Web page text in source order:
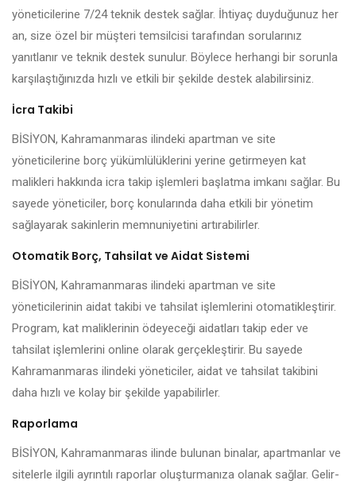
yöneticilerine 7/24 teknik destek sağlar. İhtiyaç duyduğunuz her
an, size özel bir müşteri temsilcisi tarafından sorularınız
yanıtlanır ve teknik destek sunulur. Böylece herhangi bir sorunla
karşılaştığınızda hızlı ve etkili bir şekilde destek alabilirsiniz.
İcra Takibi
BİSİYON, Kahramanmaras ilindeki apartman ve site
yöneticilerine borç yükümlülüklerini yerine getirmeyen kat
malikleri hakkında icra takip işlemleri başlatma imkanı sağlar. Bu
sayede yöneticiler, borç konularında daha etkili bir yönetim
sağlayarak sakinlerin memnuniyetini artırabilirler.
Otomatik Borç, Tahsilat ve Aidat Sistemi
BİSİYON, Kahramanmaras ilindeki apartman ve site
yöneticilerinin aidat takibi ve tahsilat işlemlerini otomatikleştirir.
Program, kat maliklerinin ödeyeceği aidatları takip eder ve
tahsilat işlemlerini online olarak gerçekleştirir. Bu sayede
Kahramanmaras ilindeki yöneticiler, aidat ve tahsilat takibini
daha hızlı ve kolay bir şekilde yapabilirler.
Raporlama
BİSİYON, Kahramanmaras ilinde bulunan binalar, apartmanlar ve
sitelerle ilgili ayrıntılı raporlar oluşturmanıza olanak sağlar. Gelir-